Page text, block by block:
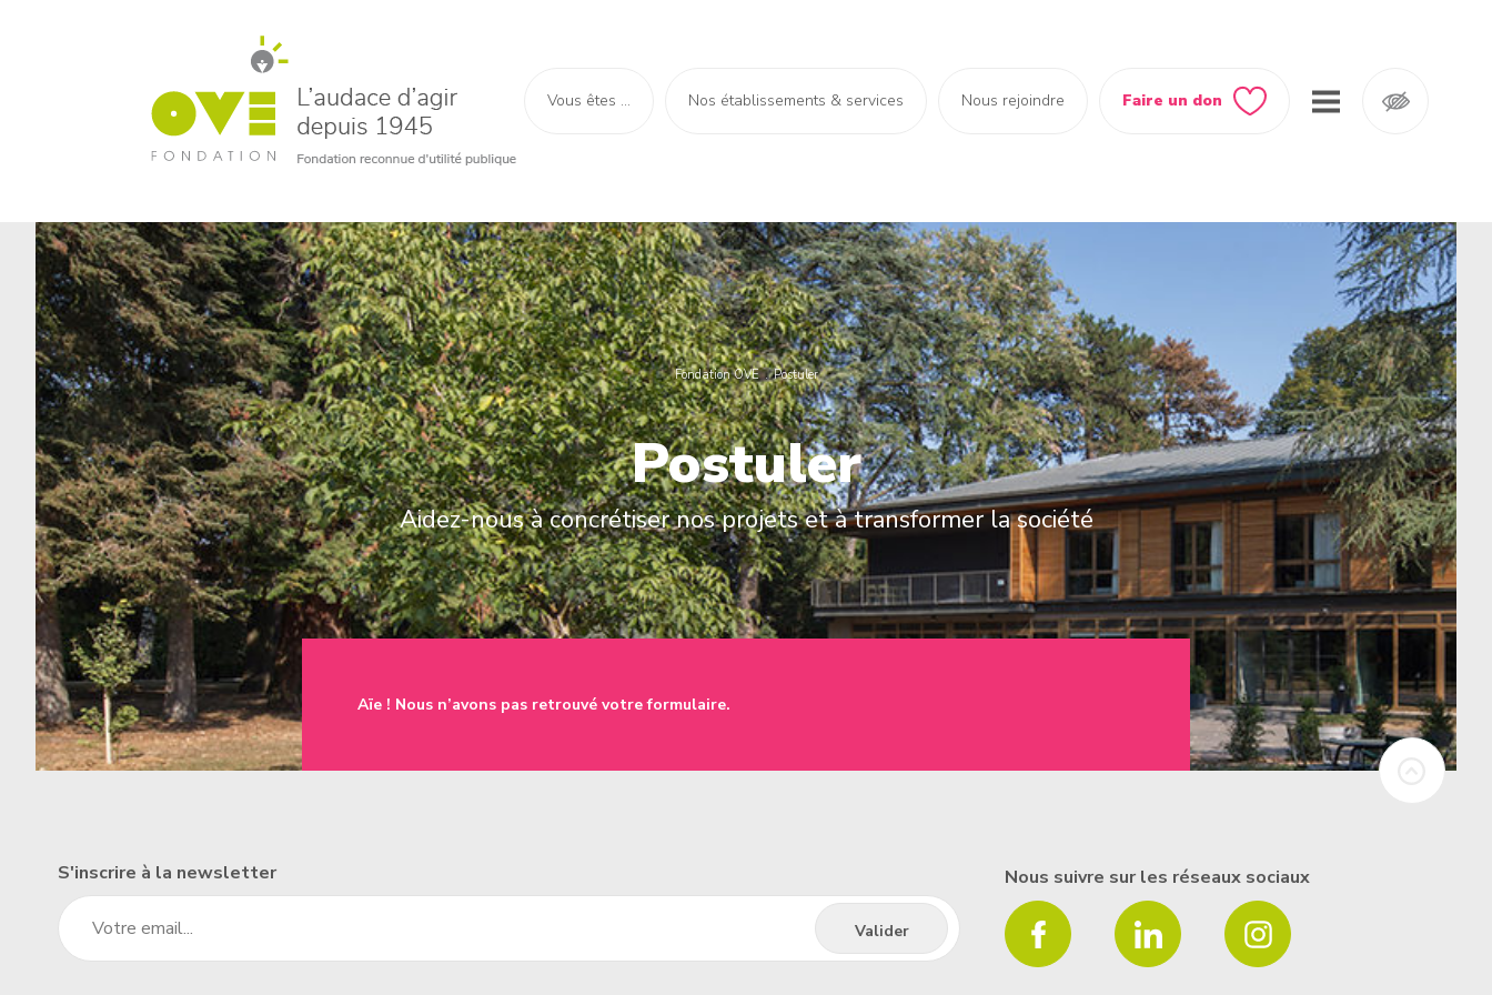
Vous êtes ... Nos établissements & services Nous rejoindre Faire un don
un bénévole
une famille
à l'emploi
un donateur
Fondation OVE Postuler
Postuler
Aidez-nous à concrétiser nos projets et à transformer la société
Aïe ! Nous n’avons pas retrouvé votre formulaire.
S'inscrire à la newsletter Nous suivre sur les réseaux sociaux